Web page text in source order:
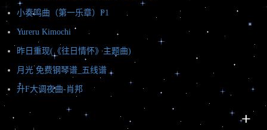
小奏鸣曲（第一乐章）P1
Yureru Kimochi
昨日重现(《往日情怀》主题曲)
月光 免费钢琴谱_五线谱
升F大调夜曲-肖邦